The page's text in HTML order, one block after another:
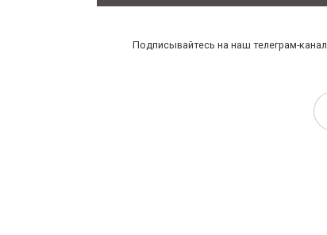
Подписывайтесь на наш телеграм-канал